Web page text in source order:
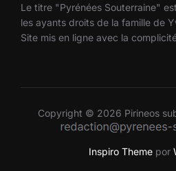
Le titre "Pyrénées Souterraine"
les ayants droits de la famille de
Site mis en ligne avec la
Copyright © 2026 Pirineos
Inspiro Theme por